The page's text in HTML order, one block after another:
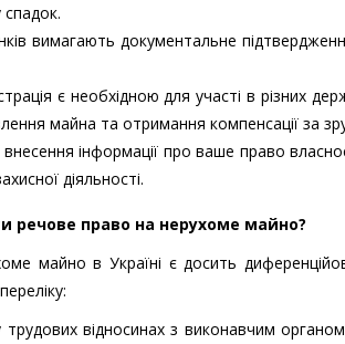
вимагають документальне
є необхідною для участі в різних
майна та отримання компенсації за
внесення інформації про ваше право
діяльності.
речове право на нерухоме майно?
майно в Україні є досить
відносинах з виконавчим органом